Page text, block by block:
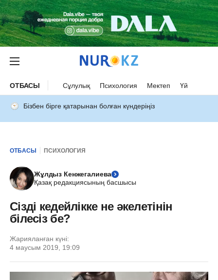
ОТБАСЫ Сұлулық Психология Мектеп Үй
Бізбен бірге қатарынан болған күндеріңіз
ОТБАСЫ ПСИХОЛОГИЯ
Жұлдыз Кенжегалиева
Қазақ редакциясының басшысы
Сізді кедейлікке не әкелетінін
білесіз бе?
Жарияланған күні:
4 маусым 2019, 19:09